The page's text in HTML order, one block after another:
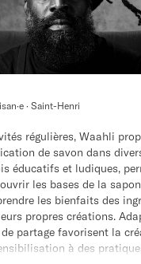
vous pourrez aussi
échoslors d'une
.
belle expérience collective
· Saint-Henri
régulières, Waahli
de savon dans
éducatifs et ludiques,
les bases de la
les bienfaits des
propres créations.
partage favorisent la
à des